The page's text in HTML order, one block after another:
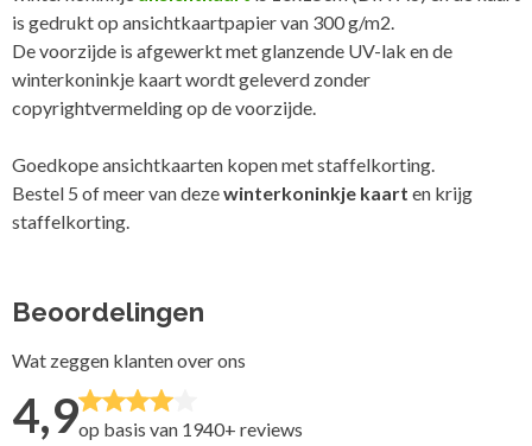
is gedrukt op ansichtkaartpapier van 300 g/m2.
De voorzijde is afgewerkt met glanzende UV-lak en de
winterkoninkje kaart wordt geleverd zonder
copyrightvermelding op de voorzijde.
Goedkope ansichtkaarten kopen met staffelkorting.
Bestel 5 of meer van dezewinterkoninkje kaart en krijg
staffelkorting.
Beoordelingen
Wat zeggen klanten over ons
4,9op basis van 1940+ reviews